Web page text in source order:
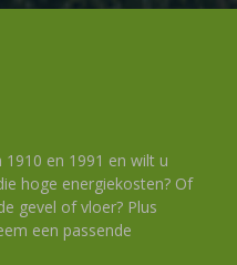
en 1991 en wilt u
hoge energiekosten? Of
gevel of vloer? Plus
een passende